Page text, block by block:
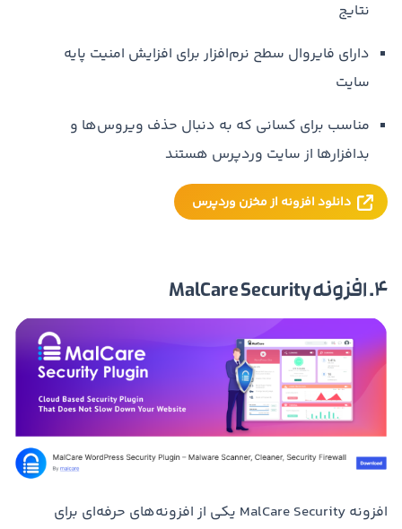
نتایج
دارای فایروال سطح نرم‌افزار برای افزایش امنیت پایه
سایت
مناسب برای کسانی که به دنبال حذف ویروس‌ها و
بدافزارها از سایت وردپرس هستند
دانلود افزونه از مخزن وردپرس
4. افزونه MalCare Security
افزونه MalCare Security یکی از افزونه‌های حرفه‌ای برای